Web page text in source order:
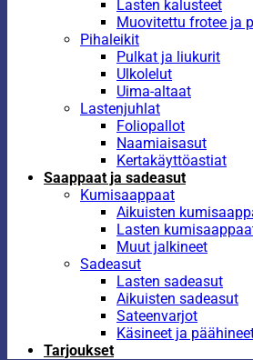
Lasten kalusteet
Muovitettu frotee ja
Pihaleikit
Pulkat ja liukurit
Ulkolelut
Uima-altaat
Lastenjuhlat
Foliopallot
Naamiaisasut
Kertakäyttöastiat
Saappaat ja sadeasut
Kumisaappaat
Aikuisten
Lasten
Muut jalkineet
Sadeasut
Lasten sadeasut
Aikuisten sadeasut
Sateenvarjot
Käsineet ja
Tarjoukset